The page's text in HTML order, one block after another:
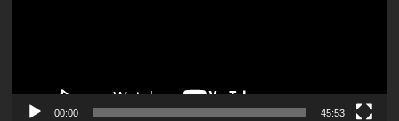
00:00 45:53